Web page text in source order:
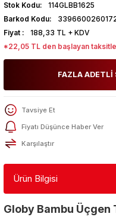
Stok Kodu
114GLBB1625
Barkod Kodu
Fiyat
188,33 TL + KDV
*22,05 TL den başlayan
FAZLA ADETLİ
Tavsiye Et
Fiyatı Düşünce Haber Ver
Karşılaştır
Ürün Bilgisi
Globy Bambu Üçgen